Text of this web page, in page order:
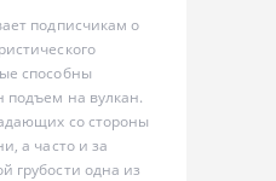
подписчикам о
способны
на вулкан.
со стороны
а часто и за
грубости одна из